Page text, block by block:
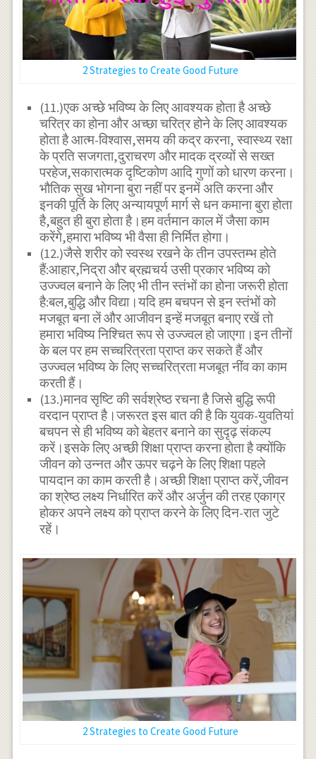
2 Strategies to Create Good Future
(11.)एक अच्छे भविष्य के लिए आवश्यक होता है अच्छे
चरित्र का होना और अच्छा चरित्र होने के लिए आवश्यक
होता है आत्म-विश्वास,समय की कद्र करना, स्वास्थ्य रक्षा
के प्रति सजगता,दुराचरण और मादक द्रव्यों से सख्त
परहेज,सकारात्मक दृष्टिकोण आदि गुणों को धारण करना।
भौतिक सुख भोगना बुरा नहीं पर इनमें अति करना और
इनकी पूर्ति के लिए अन्यायपूर्ण मार्ग से धन कमाना बुरा होता
है,बहुत ही बुरा होता है।हम वर्तमान काल में जैसा काम
करेंगे,हमारा भविष्य भी वैसा ही निर्मित होगा।
(12.)जैसे शरीर को स्वस्थ रखने के तीन उपस्तम्भ होते
हैं:आहार,निद्रा और ब्रह्मचर्य उसी प्रकार भविष्य को
उज्ज्वल बनाने के लिए भी तीन स्तंभों का होना जरूरी होता
है:बल,बुद्धि और विद्या।यदि हम बचपन से इन स्तंभों को
मजबूत बना लें और आजीवन इन्हें मजबूत बनाए रखें तो
हमारा भविष्य निश्चित रूप से उज्ज्वल हो जाएगा।इन तीनों
के बल पर हम सच्चरित्रता प्राप्त कर सकते हैं और
उज्ज्वल भविष्य के लिए सच्चरित्रता मजबूत नींव का काम
करती हैं।
(13.)मानव सृष्टि की सर्वश्रेष्ठ रचना है जिसे बुद्धि रूपी
वरदान प्राप्त है।जरूरत इस बात की है कि युवक-युवतियां
बचपन से ही भविष्य को बेहतर बनाने का सुदृढ़ संकल्प
करें।इसके लिए अच्छी शिक्षा प्राप्त करना होता है क्योंकि
जीवन को उन्नत और ऊपर चढ़ने के लिए शिक्षा पहले
पायदान का काम करती है।अच्छी शिक्षा प्राप्त करें,जीवन
का श्रेष्ठ लक्ष्य निर्धारित करें और अर्जुन की तरह एकाग्र
होकर अपने लक्ष्य को प्राप्त करने के लिए दिन-रात जुटे
रहें।
2 Strategies to Create Good Future